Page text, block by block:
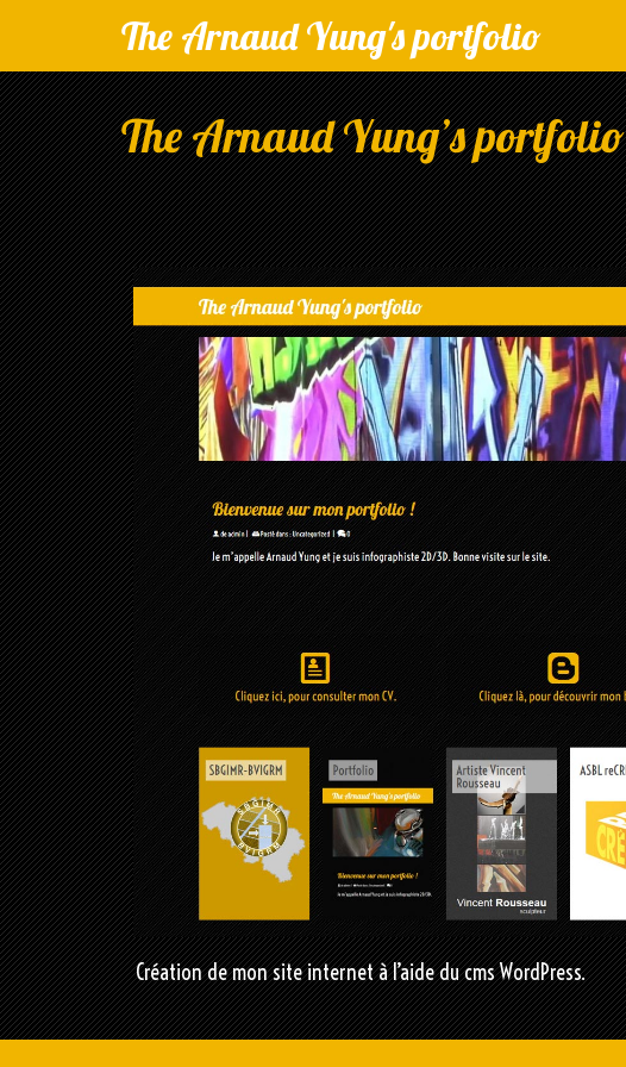
The Arnaud Yung's portfolio
The Arnaud Yung’s portfolio
Création de mon site internet à l’aide du cms WordPress.